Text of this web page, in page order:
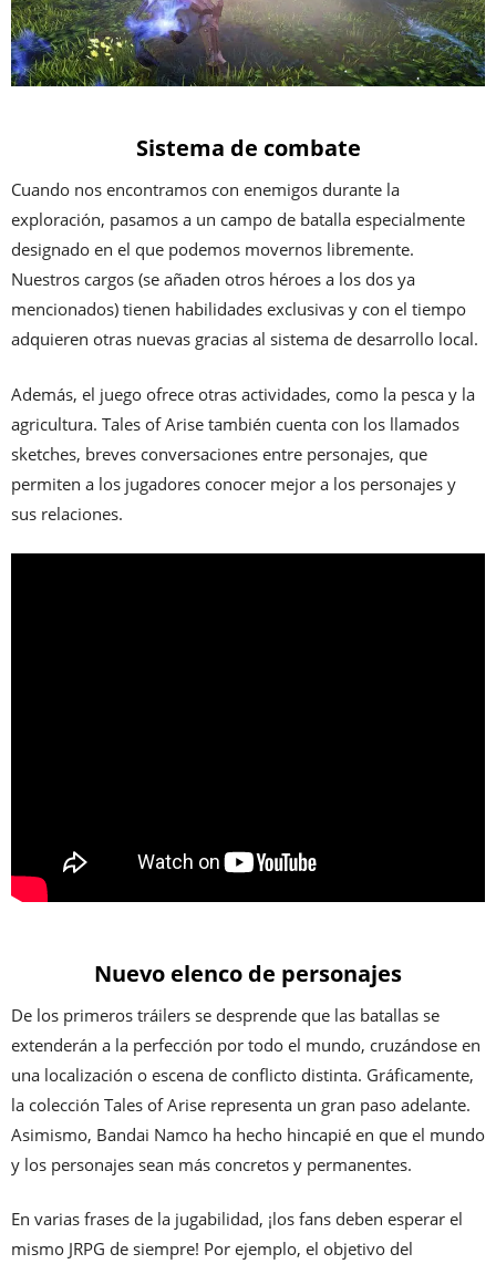
Sistema de combate
Cuando nos encontramos con enemigos durante la
exploración, pasamos a un campo de batalla especialmente
designado en el que podemos movernos libremente.
Nuestros cargos (se añaden otros héroes a los dos ya
mencionados) tienen habilidades exclusivas y con el tiempo
adquieren otras nuevas gracias al sistema de desarrollo local.
Además, el juego ofrece otras actividades, como la pesca y la
agricultura. Tales of Arise también cuenta con los llamados
sketches, breves conversaciones entre personajes, que
permiten a los jugadores conocer mejor a los personajes y
sus relaciones.
Nuevo elenco de personajes
De los primeros tráilers se desprende que las batallas se
extenderán a la perfección por todo el mundo, cruzándose en
una localización o escena de conflicto distinta. Gráficamente,
la colección Tales of Arise representa un gran paso adelante.
Asimismo, Bandai Namco ha hecho hincapié en que el mundo
y los personajes sean más concretos y permanentes.
En varias frases de la jugabilidad, ¡los fans deben esperar el
mismo JRPG de siempre! Por ejemplo, el objetivo del